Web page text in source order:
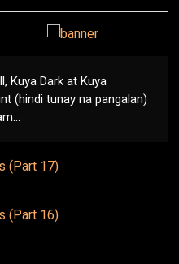
Kuya Dark at Kuya
(hindi tunay na pangalan)
(Part 17)
(Part 16)